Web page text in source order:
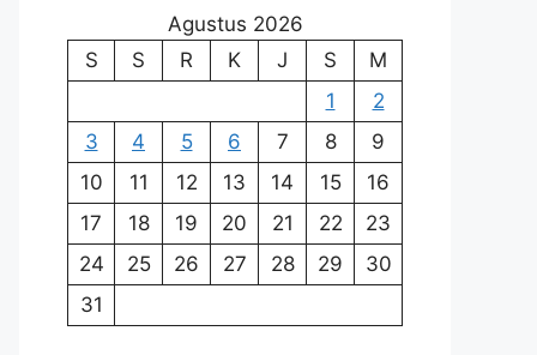
Agustus 2026
S
S R K J S
M
1
2
3
4 5 6 7 8
9
10
11 12 13 14 15
16
17
18 19 20 21 22
23
24
25 26 27 28 29
30
31